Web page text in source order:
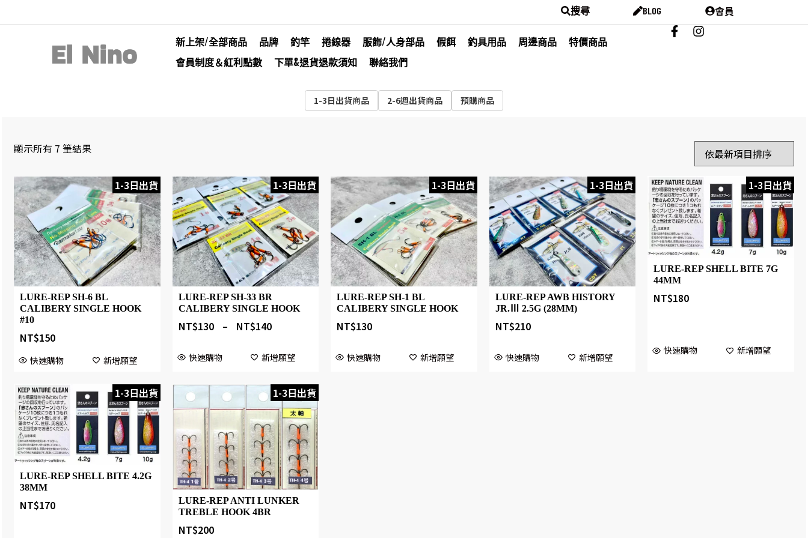
搜尋 BLOG 會員
新上架/全部商品 品牌 釣竿 捲線器 服飾/人身部品 假餌 釣具用品 周邊商品
特價商品
會員制度＆紅利點數
下單&退貨退款須知 聯絡我們
1-3日出貨商品 2-6週出貨商品 預購商品
顯示所有 7 筆結果
1-3日出貨
LURE-REP SH-6 BL
CALIBERY SINGLE HOOK
#10
NT$150
快速購物 新增願望
1-3日出貨
LURE-REP SH-33 BR
CALIBERY SINGLE HOOK
NT$130 – NT$140
快速購物 新增願望
1-3日出貨
LURE-REP SH-1 BL
CALIBERY SINGLE HOOK
NT$130
快速購物 新增願望
1-3日出貨
LURE-REP AWB HISTORY
JR.Ⅲ 2.5G (28MM)
NT$210
快速購物 新增願望
1-3日出貨
LURE-REP SHELL BITE 7G
44MM
NT$180
快速購物 新增願望
1-3日出貨
LURE-REP SHELL BITE 4.2G
38MM
NT$170
1-3日出貨
LURE-REP ANTI LUNKER
TREBLE HOOK 4BR
NT$200